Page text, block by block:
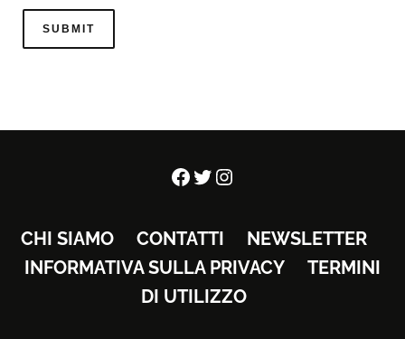
Facebook
Twitter
Instagram
CHI SIAMO CONTATTI
NEWSLETTER
INFORMATIVA SULLA PRIVACY
TERMINI
DI UTILIZZO